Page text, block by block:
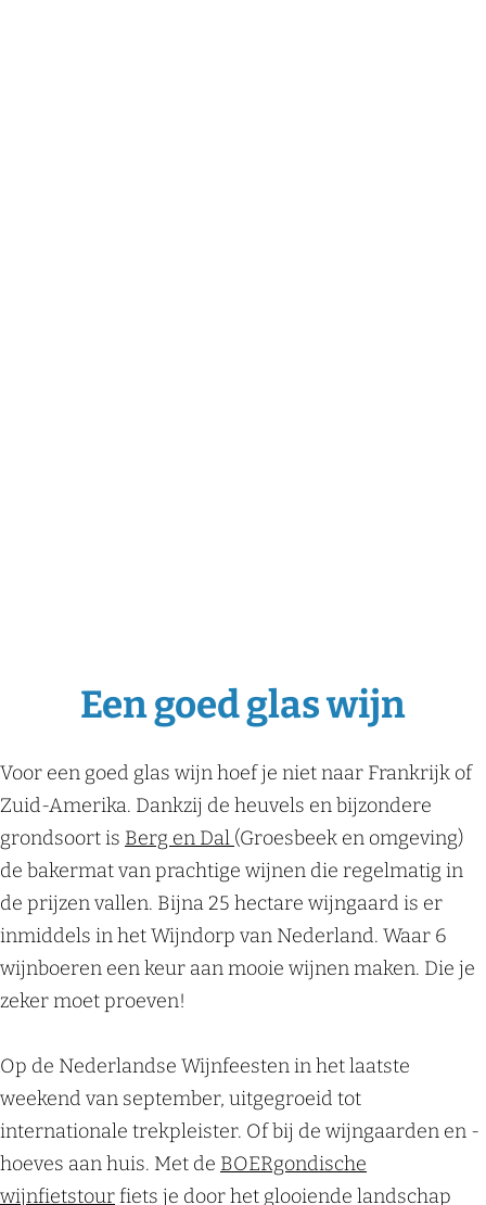
Een goed glas wijn
Voor een goed glas wijn hoef je niet naar Frankrijk of
Zuid-Amerika. Dankzij de heuvels en bijzondere
grondsoort is Berg en Dal (Groesbeek en omgeving)
de bakermat van prachtige wijnen die regelmatig in
de prijzen vallen. Bijna 25 hectare wijngaard is er
inmiddels in het Wijndorp van Nederland. Waar 6
wijnboeren een keur aan mooie wijnen maken. Die je
zeker moet proeven!
Op de Nederlandse Wijnfeesten in het laatste
weekend van september, uitgegroeid tot
internationale trekpleister. Of bij de wijngaarden en -
hoeves aan huis. Met de BOERgondische
wijnfietstourfiets je door het glooiende landschap